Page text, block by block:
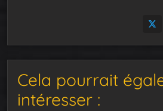
Cela pourrait
intéresser :